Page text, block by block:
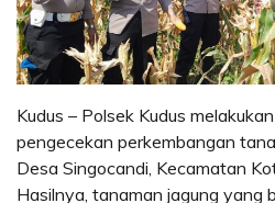
Kudus – Polsek Kudus
pengecekan perkembangan
Desa Singocandi, Kecamatan
Hasilnya, tanaman jagung yang